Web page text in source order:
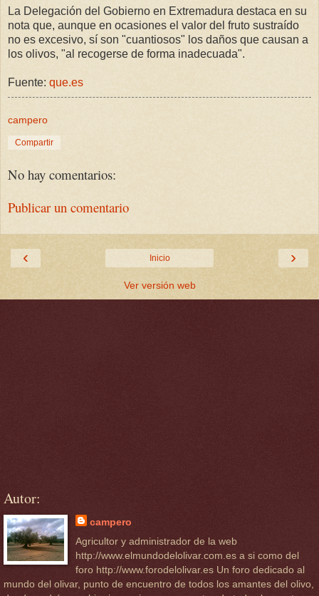
La Delegación del Gobierno en Extremadura destaca en su
nota que, aunque en ocasiones el valor del fruto sustraído
no es excesivo, sí son "cuantiosos" los daños que causan a
los olivos, "al recogerse de forma inadecuada".
Fuente: que.es
campero
Compartir
No hay comentarios:
Publicar un comentario
‹ ›
Inicio
Ver versión web
Autor:
campero
Agricultor y administrador de la web
http://www.elmundodelolivar.com.es a si como del
foro http://www.forodelolivar.es Un foro dedicado al
mundo del olivar, punto de encuentro de todos los amantes del olivo,